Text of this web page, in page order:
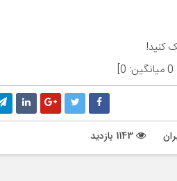
کنید!
0میانگین: 0
]